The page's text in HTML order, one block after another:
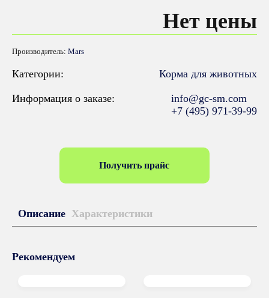
Нет цены
Производитель:Mars
Категории: Корма для животных
Информация о заказе:
info@gc-sm.com
+7 (495) 971-39-99
Получить прайс
Описание Характеристики
Рекомендуем